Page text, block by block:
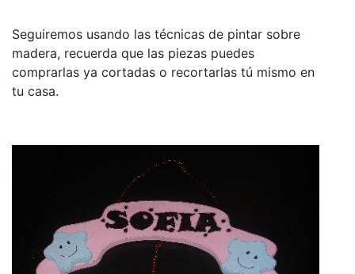
Seguiremos usando las técnicas de pintar sobre
madera, recuerda que las piezas puedes
comprarlas ya cortadas o recortarlas tú mismo en
tu casa.